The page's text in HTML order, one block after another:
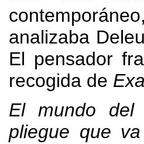
contemporáneo
analizaba
El pensador
recogida de
El mundo
pliegue que